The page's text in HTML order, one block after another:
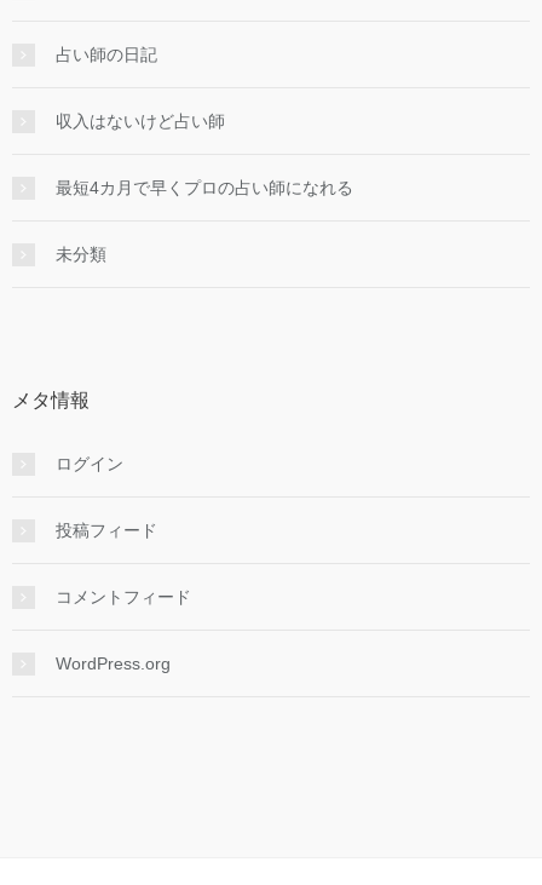
占い師の日記
収入はないけど占い師
最短4カ月で早くプロの占い師になれる
未分類
メタ情報
ログイン
投稿フィード
コメントフィード
WordPress.org